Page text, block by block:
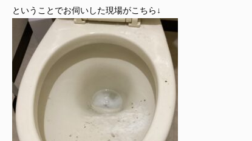
ということでお伺いした現場がこちら↓